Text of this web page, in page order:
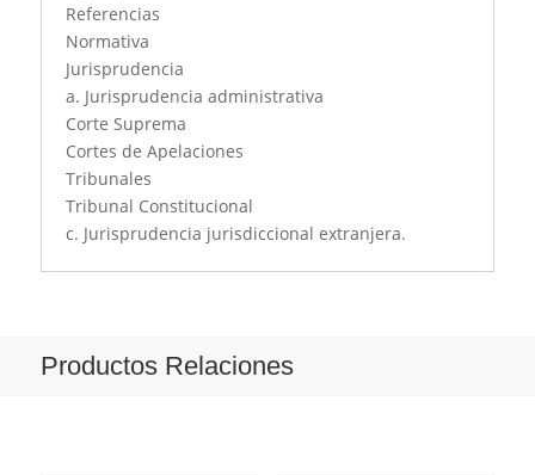
Referencias
Normativa
Jurisprudencia
a. Jurisprudencia administrativa
Corte Suprema
Cortes de Apelaciones
Tribunales
Tribunal Constitucional
c. Jurisprudencia jurisdiccional extranjera.
Productos Relaciones